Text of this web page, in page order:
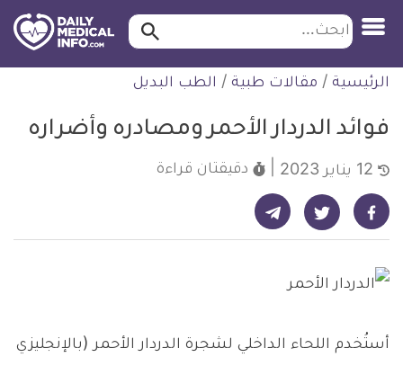
التخطي
للمحتوى
ابحث ابحث…
الرئيسية / مقالات طبية / الطب البديل
فوائد الدردار الأحمر ومصادره وأضراره
دقيقتان قراءة
شارك على فيسبوك - ديلي ميديكال انفو شارك على تويتر - ديلي ميديكال انفو شارك على تيليجرام - ديلي ميديكال انفو
أستُخدم اللحاء الداخلي لشجرة الدردار الأحمر (بالإنجليزي